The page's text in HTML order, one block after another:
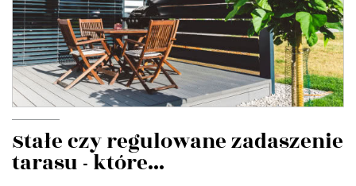
Stałe czy regulowane zadaszenie
tarasu - które...